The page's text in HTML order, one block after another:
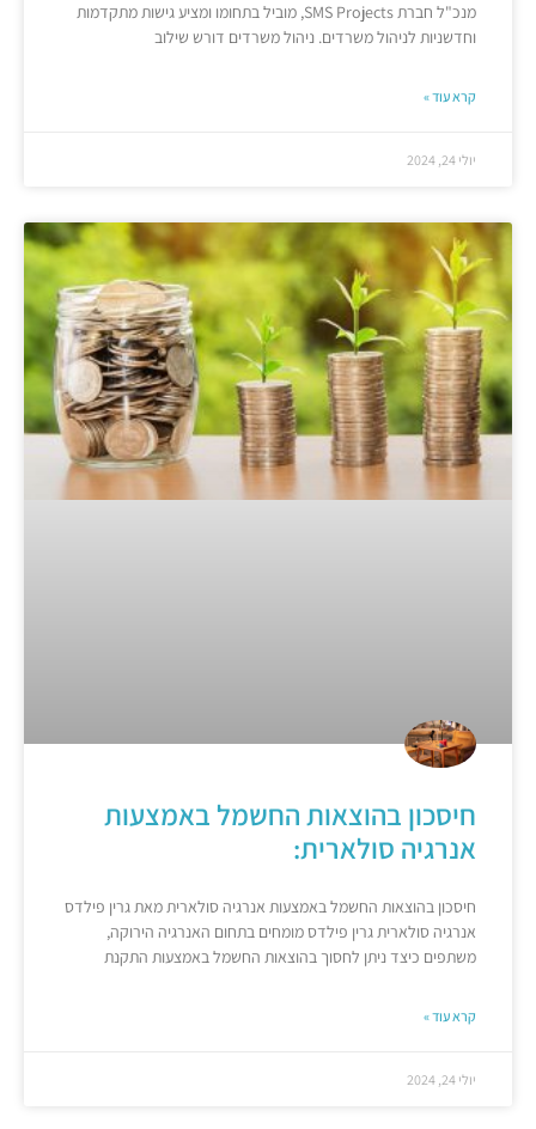
מנכ"ל חברת SMS Projects, מוביל בתחומו ומציע גישות מתקדמות
וחדשניות לניהול משרדים. ניהול משרדים דורש שילוב
קרא עוד »
יולי 24, 2024
חיסכון בהוצאות החשמל באמצעות
אנרגיה סולארית:
חיסכון בהוצאות החשמל באמצעות אנרגיה סולארית מאת גרין פילדס
אנרגיה סולארית גרין פילדס מומחים בתחום האנרגיה הירוקה,
משתפים כיצד ניתן לחסוך בהוצאות החשמל באמצעות התקנת
קרא עוד »
יולי 24, 2024